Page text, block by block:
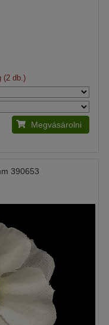
(2 db.)
Megvásárolni
390653